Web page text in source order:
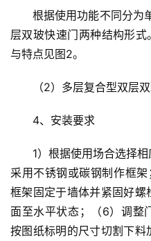
入
户
门
根据使用功能不同分为
层双玻快速门两种结构形
与特点见图2。
（2）多层复合型双层
4、安装要求
1）根据使用场合选择
采用不锈钢或碳钢制作框
框架固定于墙体并紧固好
面至水平状态；（6）调整
按图纸标明的尺寸切割下